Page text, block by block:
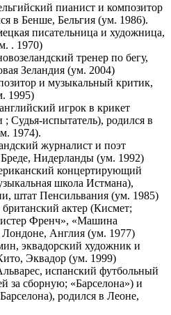
пианист и композитор
в Бенше, Бельгия (ум. 1986).
писательница и художница,
. 1970)
тренер по бегу,
Зеландия (ум. 2004)
и музыкальный критик,
1995)
игрок в крикет
Судья-испытатель), родился в
1974).
журналист и поэт
Нидерланды (ум. 1992)
концертирующий
школа Истмана),
штат Пенсильвания (ум. 1985)
актер (Кисмет;
Френч», «Машина
Лондоне, Англия (ум. 1977)
эквадорский художник и
Эквадор (ум. 1999)
испанский футбольный
за сборную; «Барселона») и
родился в Леоне,